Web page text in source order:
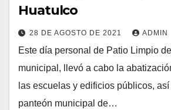
Huatulco
28 DE AGOSTO DE 2021 ADMIN
Este día personal de Patio Limpio
municipal, llevó a cabo la
las escuelas y edificios públicos, así
panteón municipal de…